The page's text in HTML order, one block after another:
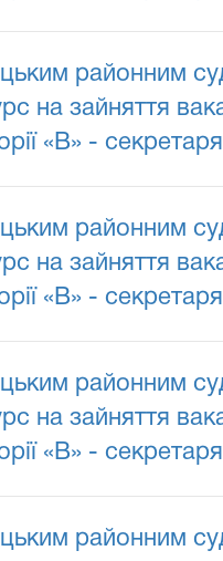
районним
на зайняття
«В» -
районним
на зайняття
«В» -
районним
на зайняття
«В» -
районним